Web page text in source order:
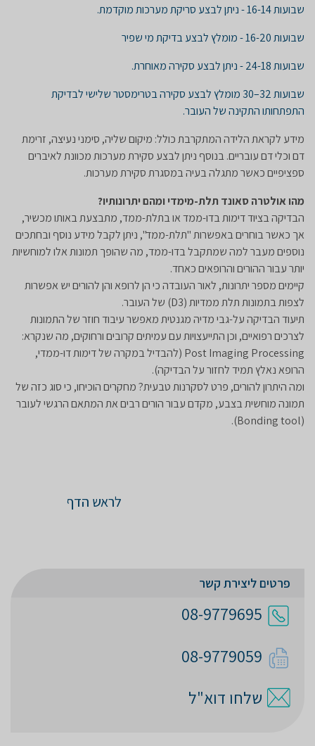
שבועות 16-14 - ניתן לבצע סריקת מערכות מוקדמת.
שבועות 16-20 - מומלץ לבצע בדיקת מי שפיר
שבועות 24-18 - ניתן לבצע סקירה מאוחרת.
שבועות 32–30
מומלץ לבצע סקירה בטרימסטר שלישי לבדיקת
התפתחותו התקינה של העובר.
מידע לקראת הלידה המתקרבת כולל: מיקום שליה, סימני נעיצה, זרימת
דם וכלי דם עובריים. בנוסף ניתן לבצע סקירת מערכות מכוונת לאיברים
ספציפיים כאשר מתגלה בעיה במסגרת סקירת מערכות.
מהו אולטרה סאונד תלת-מימדי ומהם יתרונותיו?
הבדיקה בציוד דימות בדו-ממד או בתלת-ממד, מתבצעת באותו מכשיר,
אך כאשר בוחרים באפשרות "תלת-ממד", ניתן לקבל מידע נוסף ובחתכים
נוספים מעבר למה שמתקבל בדו-ממד, מה שהופך תמונות אלו למוחשיות
יותר עבור ההורים והרופאים כאחד.
קיימים מספר יתרונות, לאור העובדה כי הן לרופא והן להורים יש אפשרות
לצפות בתמונות תלת ממדיות (D3) של העובר.
תיעוד הבדיקה על-גבי מדיה מגנטית מאפשר עיבוד חוזר של התמונות
לצרכים רפואיים, וכן התייעצויות עם עמיתים קרובים ורחוקים, מה שנקרא:
Post Imaging Processing (להבדיל במקרה של דימות דו-ממדי,
הרופא נאלץ תמיד לחזור על הבדיקה).
ומה היתרון להורים, פרט לסקרנות טבעית? מחקרים הוכיחו, כי סוג כזה של
תמונה מוחשית בצבע, מקדם עבור הורים רבים את המתאם הרגשי לעובר
(Bonding tool).
לראש הדף
פרטים ליצירת קשר
08-9779695
08-9779059
שלחו דוא"ל